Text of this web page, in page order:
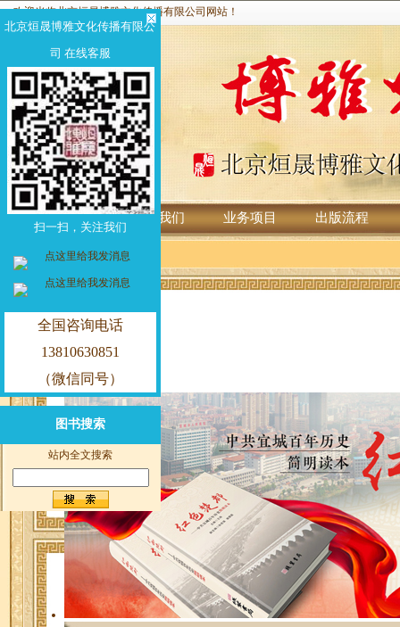
欢迎光临北京烜晟博雅文化传播有限公司网站！
首页 关于我们 业务项目 出版流程
北京烜晟博雅文化传播有限公
司 在线客服
扫一扫，关注我们
全国咨询电话
13810630851
（微信同号）
图书搜索
站内全文搜索